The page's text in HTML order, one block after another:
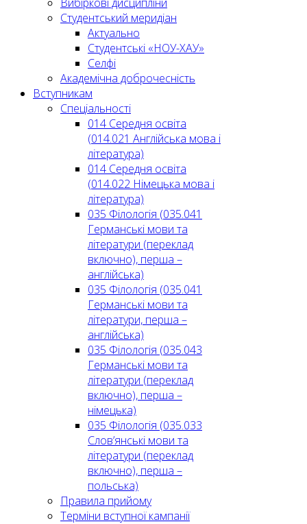
Студентський меридіан
Актуально
Студентські «НОУ-ХАУ»
Селфі
Академічна доброчесність
Вступникам
Спеціальності
014 Середня освіта
(014.021 Англійська мова і
література)
014 Середня освіта
(014.022 Німецька мова і
література)
035 Філологія (035.041
Германські мови та
літератури (переклад
включно), перша –
англійська)
035 Філологія (035.041
Германські мови та
літератури, перша –
англійська)
035 Філологія (035.043
Германські мови та
літератури (переклад
включно), перша –
німецька)
035 Філологія (035.033
Слов’янські мови та
літератури (переклад
включно), перша –
польська)
Правила прийому
Терміни вступної кампанії